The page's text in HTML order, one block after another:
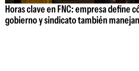
Horas clave en FNC: empresa define
gobierno y sindicato también